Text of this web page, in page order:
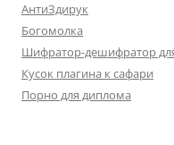
АнтиЗдирук
Богомолка
Шифратор-дешифратор
Кусок плагина к сафари
Порно для диплома